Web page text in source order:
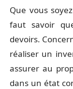
Que vous
faut savoir
devoirs.
réaliser un
assurer au
dans un état